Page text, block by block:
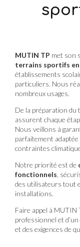
MUTIN TP met son
terrains sportifs
établissements
particuliers. Nous
nombreux usages.
De la préparation du
assurent chaque
Nous veillons à
parfaitement
contraintes
Notre priorité est de
fonctionnels ,
des utilisateurs tout
installations.
Faire appel à MUTIN
professionnel et
et des exigences de